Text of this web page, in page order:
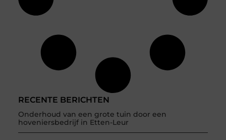
RECENTE BERICHTEN
Onderhoud van een grote tuin door een
hoveniersbedrijf in Etten-Leur